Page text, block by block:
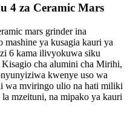
4 za Ceramic Mars
mars grinder ina
ya kusagia kauri ya
6 kama ilivyokuwa siku
cha alumini cha Mirihi,
kwenye uso wa
wa mviringo ulio na hati miliki
mzeituni, na mipako ya kauri